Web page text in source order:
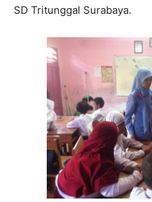
SD Tritunggal Surabaya.